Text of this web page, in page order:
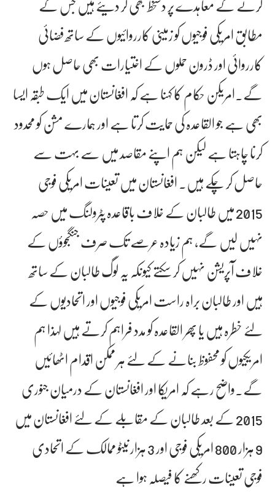
مطابق امریکی فوجیوں کو زمینی کارروائیوں کے ساتھ فضائی
کارروائی اور ڈرون حملوں کے اختیارات بھی حاصل ہوں
گے۔امریکن حکام کا کہنا ہے کہ افغانستان میں ایک طبقہ ایسا
بھی ہے جو القاعدہ کی حمایت کرتا ہے اور ہمارے مشن کو محدود
کرنا چاہتا ہے لیکن ہم اپنے مقاصد میں سے بہت سے
حاصل کر چکے ہیں۔ افغانستان میں تعینات امریکی فوجی
2015 میں طالبان کے خلاف باقاعدہ پٹرولنگ میں حصہ
نہیں لیں گے، ہم زیادہ عرصے تک صرف جنگجوؤں کے
خلاف آپریشن نہیں کر سکتے کیونکہ یہ لوگ طالبان کے ساتھ
ہیں اور طالبان براہ راست امریکی فوجیوں اور اتحادیوں کے
لئے خطرہ ہیں یا پھر القاعدہ کو مدد فراہم کرتے ہیں لہذا ہم
امریکیوں کو محفوظ بنانے کے لئے ہر ممکن اقدام اٹھائیں
گے۔واضح رہے کہ امریکا اور افغانستان کے درمیان جنوری
2015 کے بعد طالبان کے مقابلے کے لئے افغانستان میں
9 ہزار 800 امریکی فوجی اور 3 ہزار نیٹو ممالک کے اتحادی
فوجی تعینات رکھنے کا فیصلہ ہوا ہے